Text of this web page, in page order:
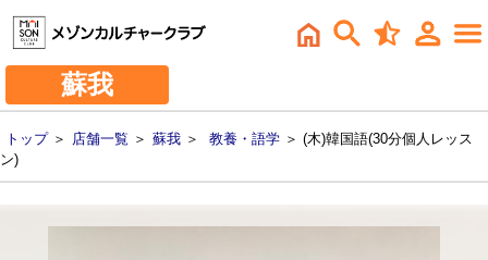
蘇我
トップ＞ 店舗一覧 ＞ 蘇我 ＞ 教養・語学 ＞ (木)韓国語(30分個人レッス
ン)